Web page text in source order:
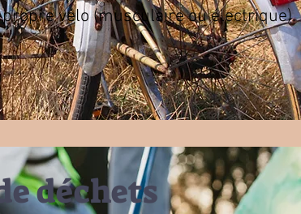
vélo (musculaire ou électrique).
déchets